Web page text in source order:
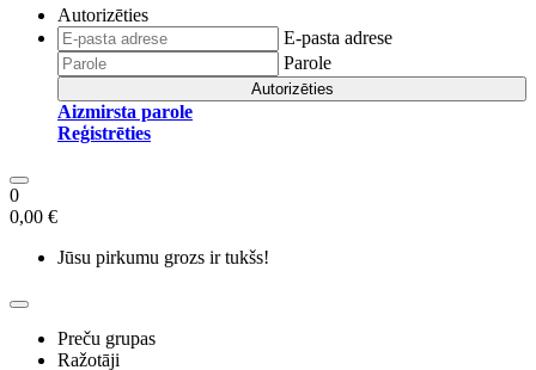
Autorizēties
E-pasta adrese
Parole
Autorizēties
Aizmirsta parole
Reģistrēties
0
0,00 €
Jūsu pirkumu grozs ir tukšs!
Preču grupas
Ražotāji